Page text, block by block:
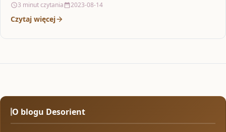
3 minut czytania 2023-08-14
Czytaj więcej
O blogu Desorient